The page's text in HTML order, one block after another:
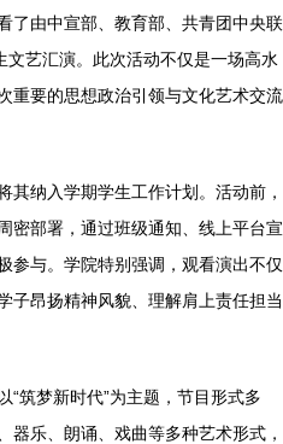
了由中宣部、教育部、共青团中央联
文艺汇演。此次活动不仅是一场高水
重要的思想政治引领与文化艺术交流
其纳入学期学生工作计划。活动前，
密部署，通过班级通知、线上平台宣
参与。学院特别强调，观看演出不仅
子昂扬精神风貌、理解肩上责任担当
“筑梦新时代”为主题，节目形式多
器乐、朗诵、戏曲等多种艺术形式，